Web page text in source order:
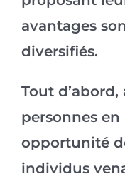
avantages
diversifiés.
Tout
personnes
opportunité
individus